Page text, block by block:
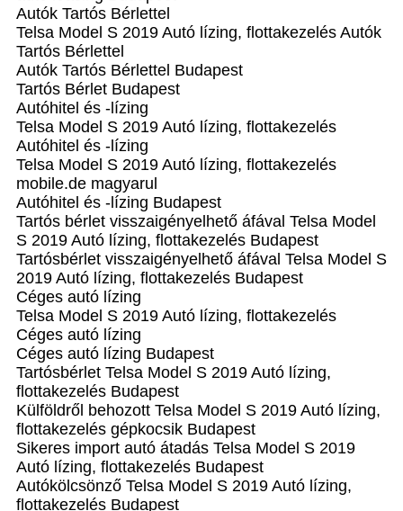
Autók Tartós Bérlettel
Telsa Model S 2019 Autó lízing, flottakezelés Autók
Tartós Bérlettel
Autók Tartós Bérlettel Budapest
Tartós Bérlet Budapest
Autóhitel és -lízing
Telsa Model S 2019 Autó lízing, flottakezelés
Autóhitel és -lízing
Telsa Model S 2019 Autó lízing, flottakezelés
mobile.de magyarul
Autóhitel és -lízing Budapest
Tartós bérlet visszaigényelhető áfával Telsa Model
S 2019 Autó lízing, flottakezelés Budapest
Tartósbérlet visszaigényelhető áfával Telsa Model S
2019 Autó lízing, flottakezelés Budapest
Céges autó lízing
Telsa Model S 2019 Autó lízing, flottakezelés
Céges autó lízing
Céges autó lízing Budapest
Tartósbérlet Telsa Model S 2019 Autó lízing,
flottakezelés Budapest
Külföldről behozott Telsa Model S 2019 Autó lízing,
flottakezelés gépkocsik Budapest
Sikeres import autó átadás Telsa Model S 2019
Autó lízing, flottakezelés Budapest
Autókölcsönző Telsa Model S 2019 Autó lízing,
flottakezelés Budapest